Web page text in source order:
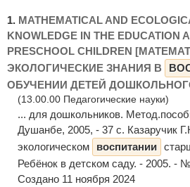
1. MATHEMATICAL AND
KNOWLEDGE IN THE EDUCATION
PRESCHOOL CHILDREN
ЭКОЛОГИЧЕСКИЕ ЗНАНИЯ В
ОБУЧЕНИИ ДЕТЕЙ
(13.00.00 Педагогические науки)
... для дошкольников.
Душанбе, 2005, - 37 c. Казаручик
экологическом
воспитании
Ребёнок в детском саду. - 2005. -
Создано 11 ноября 2024